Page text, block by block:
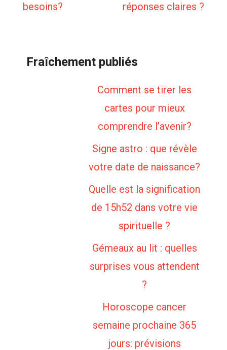
besoins?
réponses claires ?
Fraîchement publiés
Comment se tirer les
cartes pour mieux
comprendre l’avenir?
Signe astro : que révèle
votre date de naissance?
Quelle est la signification
de 15h52 dans votre vie
spirituelle ?
Gémeaux au lit : quelles
surprises vous attendent
?
Horoscope cancer
semaine prochaine 365
jours: prévisions